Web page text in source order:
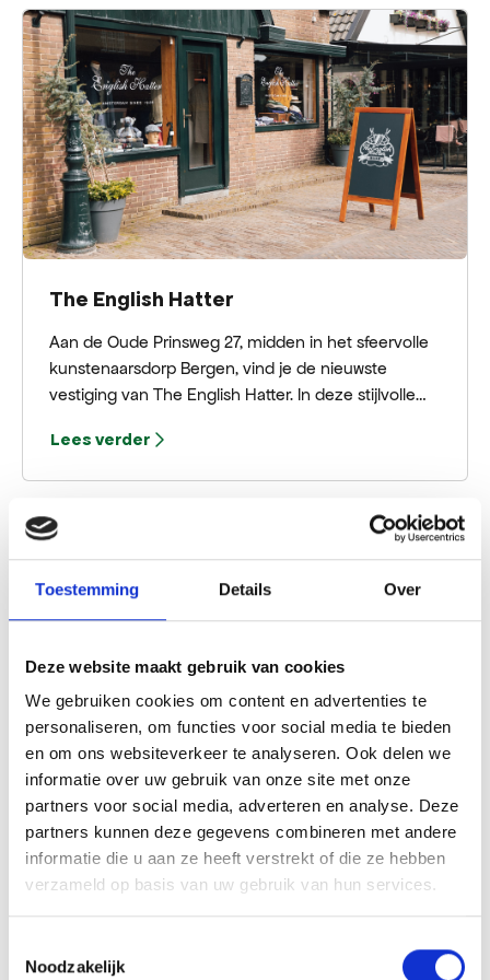
Toestemming Details Over
Deze website maakt gebruik van cookies
We gebruiken cookies om content en advertenties te
personaliseren, om functies voor social media te bieden
en om ons websiteverkeer te analyseren. Ook delen we
informatie over uw gebruik van onze site met onze
partners voor social media, adverteren en analyse. Deze
partners kunnen deze gegevens combineren met andere
informatie die u aan ze heeft verstrekt of die ze hebben
verzameld op basis van uw gebruik van hun services.
Noodzakelijk
The English Hatter
Aan de Oude Prinsweg 27, midden in het sfeervolle
kunstenaarsdorp Bergen, vind je de nieuwste
vestiging van The English Hatter. In deze stijlvolle
samen met de creatieve en verfijnde sfeer van het
het karakteristieke straatbeeld van Bergen.
Lees verder
Tally-Ho Bergen
Bij Tally-Ho in Bergen shop je mode met karakter.
De winkel aan de Stationsstraat begon in 1966 als
damesmodezaak in een voormalig snoepwinkeltje
en is inmiddels uitgegroeid tot een ruime winkel van
zo’n 400 m². Toch is de warme, gemoedelijke sfeer
altijd gebleven. Binnen ontdek je een uitgebreide